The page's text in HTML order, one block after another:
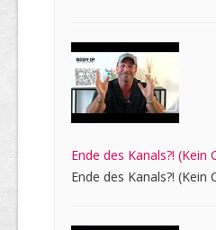
Ende des Kanals?! (Kein
Ende des Kanals?! (Kein